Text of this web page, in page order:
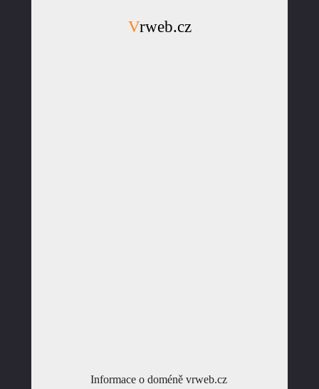
Vrweb.cz
Informace o doméně vrweb.cz